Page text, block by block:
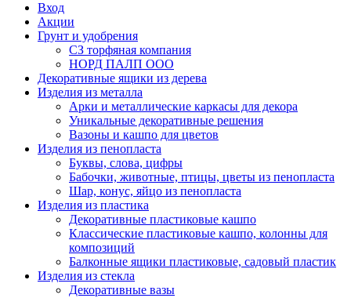
Вход
Акции
Грунт и удобрения
СЗ торфяная компания
НОРД ПАЛП ООО
Декоративные ящики из дерева
Изделия из металла
Арки и металлические каркасы для декора
Уникальные декоративные решения
Вазоны и кашпо для цветов
Изделия из пенопласта
Буквы, слова, цифры
Бабочки, животные, птицы, цветы из пенопласта
Шар, конус, яйцо из пенопласта
Изделия из пластика
Декоративные пластиковые кашпо
Классические пластиковые кашпо, колонны для
композиций
Балконные ящики пластиковые, садовый пластик
Изделия из стекла
Декоративные вазы